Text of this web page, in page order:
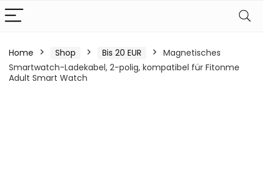
Home Shop Bis 20 EUR
Magnetisches
Smartwatch-Ladekabel, 2-polig, kompatibel für Fitonme
Adult Smart Watch